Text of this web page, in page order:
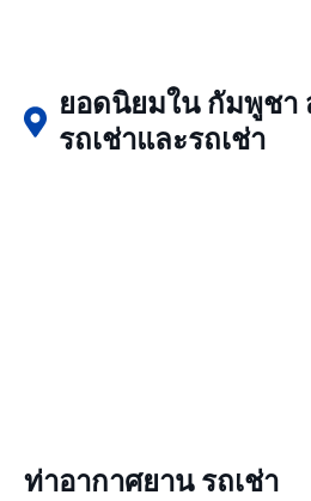
ยอดนิยมใน กัมพูชา
รถเช่าและรถเช่า
ท่าอากาศยาน รถเช่า